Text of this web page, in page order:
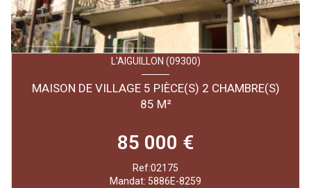
L'AIGUILLON (09300)
MAISON DE VILLAGE 5 PIÈCE(S) 2 CHAMBRE(S)
85 M²
85 000 €
Ref:02175
Mandat: 5886E-8259